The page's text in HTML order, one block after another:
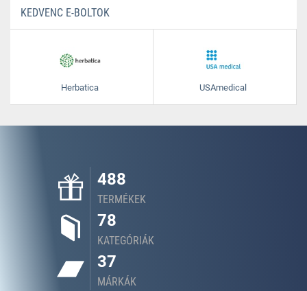
KEDVENC E-BOLTOK
Herbatica USAmedical
488
TERMÉKEK
78
KATEGÓRIÁK
37
MÁRKÁK